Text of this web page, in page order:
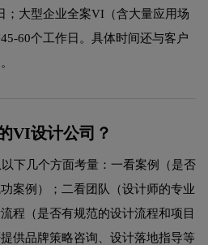
；大型企业全案VI（含大量应用场
60个工作日。具体时间还与客户
VI设计公司？
下几个方面考量：一看案例（是否
案例）；二看团队（设计师的专业
程（是否有规范的设计流程和项目
供品牌策略咨询、设计落地指导等